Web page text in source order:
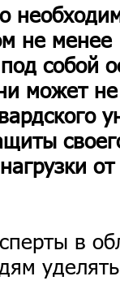
не
собой
может не
в